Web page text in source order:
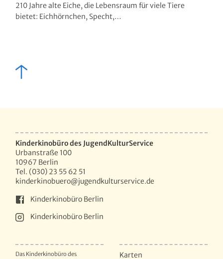
210 Jahre alte Eiche, die Lebensraum für viele Tiere
bietet: Eichhörnchen, Specht,…
Kinderkinobüro des JugendKulturService
Urbanstraße 100
10967 Berlin
Tel. (030) 23 55 62 51
kinderkinobuero@jugendkulturservice.de
Kinderkinobüro Berlin
Kinderkinobüro Berlin
Das Kinderkinobüro des
Karten